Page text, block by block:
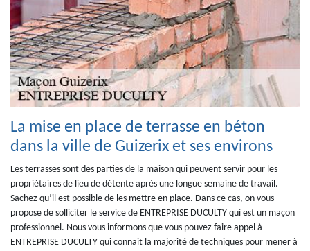
La mise en place de terrasse en béton
dans la ville de Guizerix et ses environs
Les terrasses sont des parties de la maison qui peuvent servir pour les
propriétaires de lieu de détente après une longue semaine de travail.
Sachez qu’il est possible de les mettre en place. Dans ce cas, on vous
propose de solliciter le service de ENTREPRISE DUCULTY qui est un maçon
professionnel. Nous vous informons que vous pouvez faire appel à
ENTREPRISE DUCULTY qui connait la majorité de techniques pour mener à